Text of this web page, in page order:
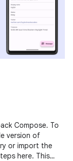
Compose. To
version of
or import the
here. This